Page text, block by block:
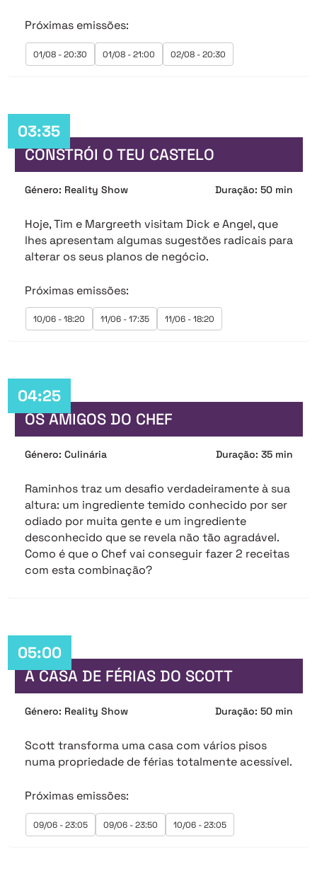
Próximas emissões:
01/08 - 20:30 01/08 - 21:00 02/08 - 20:30
03:35
CONSTRÓI O TEU CASTELO
Género: Reality Show Duração: 50 min
Hoje, Tim e Margreeth visitam Dick e Angel, que
lhes apresentam algumas sugestões radicais para
alterar os seus planos de negócio.
Próximas emissões:
10/06 - 18:20 11/06 - 17:35 11/06 - 18:20
04:25
OS AMIGOS DO CHEF
Género: Culinária Duração: 35 min
Raminhos traz um desafio verdadeiramente à sua
altura: um ingrediente temido conhecido por ser
odiado por muita gente e um ingrediente
desconhecido que se revela não tão agradável.
Como é que o Chef vai conseguir fazer 2 receitas
com esta combinação?
05:00
A CASA DE FÉRIAS DO SCOTT
Género: Reality Show Duração: 50 min
Scott transforma uma casa com vários pisos
numa propriedade de férias totalmente acessível.
Próximas emissões:
09/06 - 23:05 09/06 - 23:50 10/06 - 23:05